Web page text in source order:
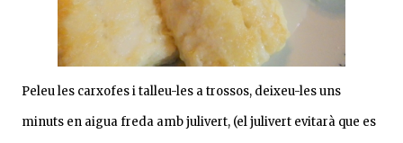
Peleu les carxofes i talleu-les a trossos, deixeu-les uns
minuts en aigua freda amb julivert, (el julivert evitarà que es